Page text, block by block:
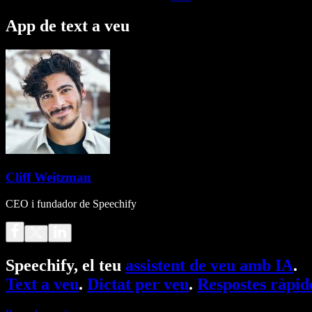
App de text a veu
Cliff Weitzman
CEO i fundador de Speechify
Speechify, el teu assistent de veu amb IA.
Text a veu. Dictat per veu. Respostes